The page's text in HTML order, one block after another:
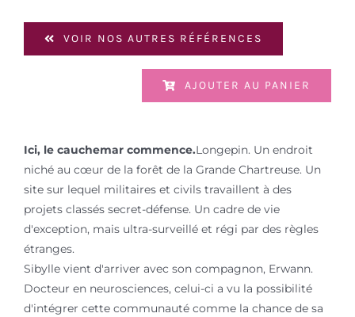
VOIR NOS AUTRES RÉFÉRENCES
AJOUTER AU PANIER
Ici, le cauchemar commence.Longepin. Un endroit
niché au cœur de la forêt de la Grande Chartreuse. Un
site sur lequel militaires et civils travaillent à des
projets classés secret-défense. Un cadre de vie
d'exception, mais ultra-surveillé et régi par des règles
étranges.
Sibylle vient d'arriver avec son compagnon, Erwann.
Docteur en neurosciences, celui-ci a vu la possibilité
d'intégrer cette communauté comme la chance de sa